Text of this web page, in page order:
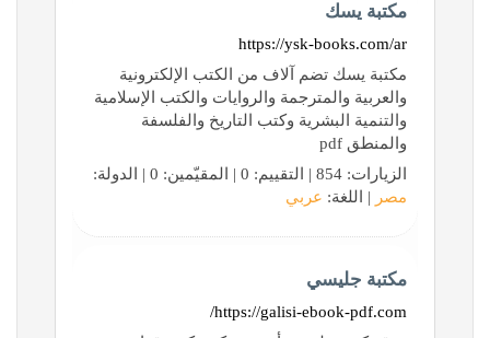
مكتبة يسك
https://ysk-books.com/ar
مكتبة يسك تضم آلاف من الكتب الإلكترونية
والعربية والمترجمة والروايات والكتب الإسلامية
والتنمية البشرية وكتب التاريخ والفلسفة
والمنطق pdf
الزيارات: 854 | التقييم: 0 | المقيّمين: 0 | الدولة:
مصر | اللغة: عربي
مكتبة جليسي
https://galisi-ebook-pdf.com/